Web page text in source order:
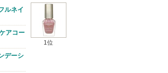
1位
ルネイ
アコー
デーシ